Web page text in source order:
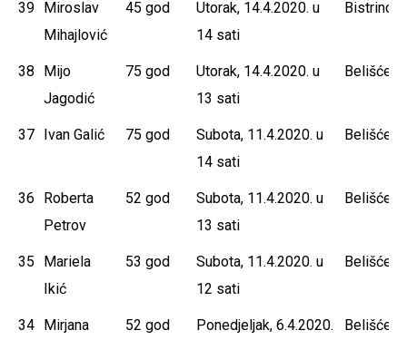
39 Miroslav
Mihajlović
45 god
Utorak, 14.4.2020. u
14 sati
Bistrinci
38
Mijo
Jagodić
75 god
Utorak, 14.4.2020. u
13 sati
Belišće
37 Ivan Galić 75 god
Subota, 11.4.2020. u
14 sati
Belišće
36
Roberta
Petrov
52 god
Subota, 11.4.2020. u
13 sati
Belišće
35
Mariela
Ikić
53 god
Subota, 11.4.2020. u
12 sati
Belišće
34 Mirjana 52 god Ponedjeljak, 6.4.2020. Belišće